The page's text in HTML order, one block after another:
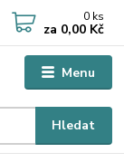
Menu
Hledat
0 ks
za 0,00 Kč